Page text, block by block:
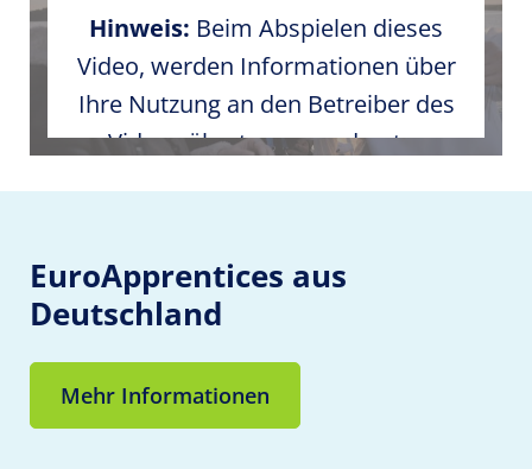
Hinweis: Beim Abspielen dieses
Video, werden Informationen über
Ihre Nutzung an den Betreiber des
Videos übertragen und unter
Medieninhalten in den Cookie-
Einstellungen zu.
EuroApprentices aus
Deutschland
Mehr Informationen